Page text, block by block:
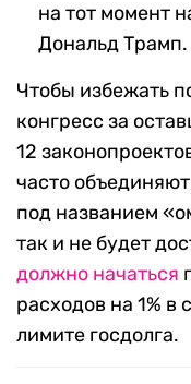
на тот момент
Дональд Трамп.
Чтобы избежать
конгресс за
12
часто
под названием
так и не будет
должно начаться
расходов на 1% в
лимите госдолга.